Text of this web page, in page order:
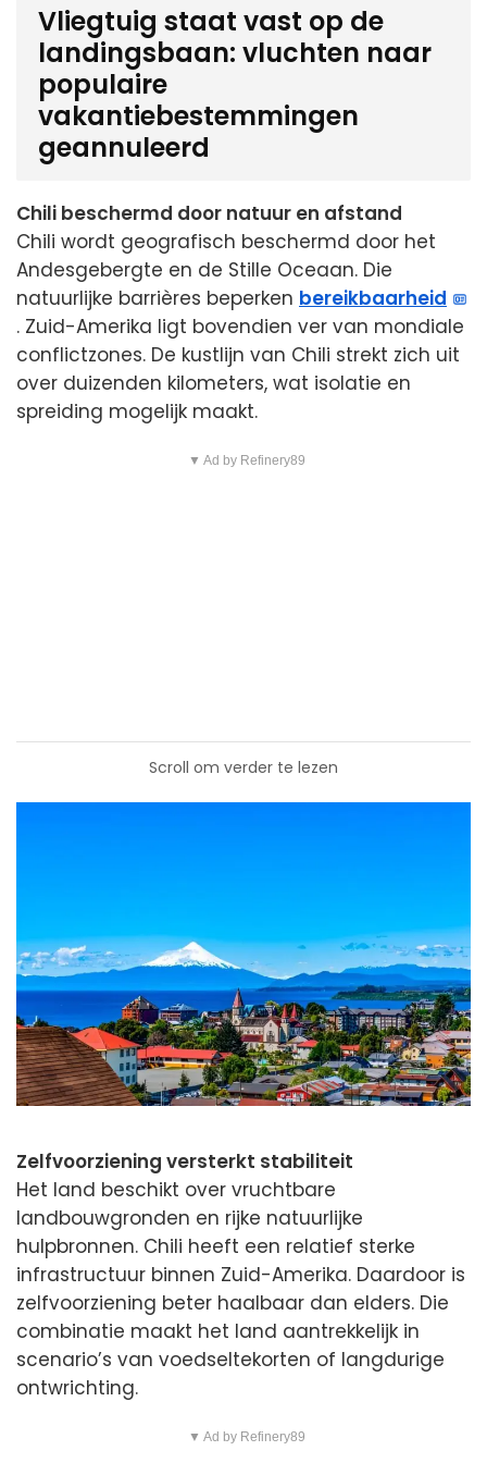
Vliegtuig staat vast op de
landingsbaan: vluchten naar
populaire
vakantiebestemmingen
geannuleerd
Chili beschermd door natuur en afstand
Chili wordt geografisch beschermd door het
Andesgebergte en de Stille Oceaan. Die
natuurlijke barrières beperken bereikbaarheid
. Zuid-Amerika ligt bovendien ver van mondiale
conflictzones. De kustlijn van Chili strekt zich uit
over duizenden kilometers, wat isolatie en
spreiding mogelijk maakt.
▼ Ad by Refinery89
Scroll om verder te lezen
Zelfvoorziening versterkt stabiliteit
Het land beschikt over vruchtbare
landbouwgronden en rijke natuurlijke
hulpbronnen. Chili heeft een relatief sterke
infrastructuur binnen Zuid-Amerika. Daardoor is
zelfvoorziening beter haalbaar dan elders. Die
combinatie maakt het land aantrekkelijk in
scenario’s van voedseltekorten of langdurige
ontwrichting.
▼ Ad by Refinery89